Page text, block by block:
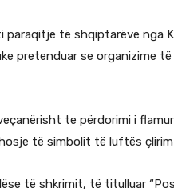
të shqiptarëve nga
pretenduar se organizime
te përdorimi i
të simbolit të luftës
të shkrimit, të titulluar